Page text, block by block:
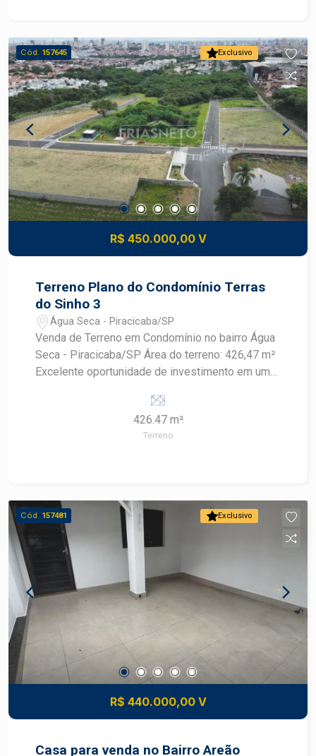
visita
Exclusivo
Cód. 157645
R$ 450.000,00 V
Terreno Plano do Condomínio Terras
do Sinho 3
Água Seca - Piracicaba/SP
Venda de Terreno em Condomínio no bairro Água
Seca - Piracicaba/SP Área do terreno: 426,47 m²
Excelente oportunidade de investimento em um
Água Seca, em Piracicaba. O terreno possui uma
área de 426,47 m², ideal para construir a casa dos
seus sonhos. O condomínio oferece segurança,
condomínio - Perto de escolas, supermercados e
comércios
426.47 m²
Terreno
Exclusivo
Cód. 157481
R$ 440.000,00 V
Casa para venda no Bairro Areão